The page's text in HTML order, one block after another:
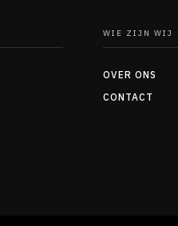
WIE ZIJN WIJ
OVER ONS
CONTACT